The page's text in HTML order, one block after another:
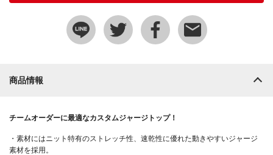
商品情報
チームオーダーに最適なカスタムジャージトップ！
・素材にはニット特有のストレッチ性、速乾性に優れた動きやすいジャージ
素材を採用。